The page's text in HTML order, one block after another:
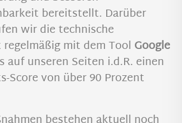
bereitstellt. Darüber
wir die technische
mit dem Tool Google
auf unseren Seiten i.d.R. einen
Score von über 90 Prozent